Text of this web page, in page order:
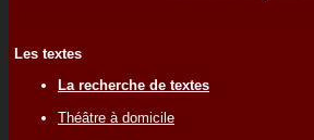
Les textes
La recherche de textes
Théâtre à domicile